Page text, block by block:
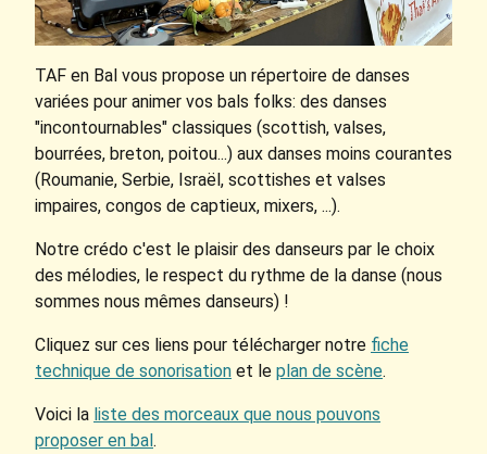
TAF en Bal vous propose un répertoire de danses
variées pour animer vos bals folks: des danses
"incontournables" classiques (scottish, valses,
bourrées, breton, poitou...) aux danses moins courantes
(Roumanie, Serbie, Israël, scottishes et valses
impaires, congos de captieux, mixers, ...).
Notre crédo c'est le plaisir des danseurs par le choix
des mélodies, le respect du rythme de la danse (nous
sommes nous mêmes danseurs) !
Cliquez sur ces liens pour télécharger notre fiche
technique de sonorisation et le plan de scène.
Voici la liste des morceaux que nous pouvons
proposer en bal .